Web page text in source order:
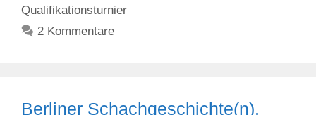
Qualifikationsturnier
2 Kommentare
Berliner Schachgeschichte(n),